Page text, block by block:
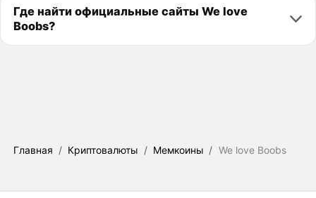
Где найти официальные сайты We love
Boobs?
Главная / Криптовалюты / Мемкоины / We love Boobs